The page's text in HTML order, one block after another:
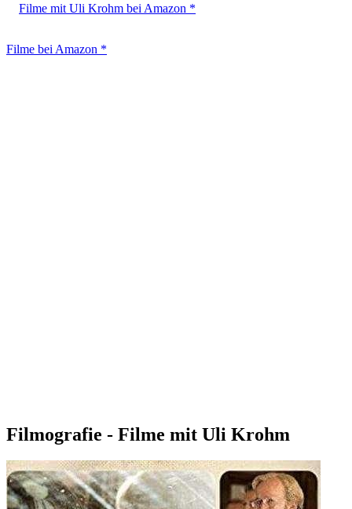
Filme mit Uli Krohm bei Amazon *
Filme bei Amazon *
Filmografie - Filme mit Uli Krohm